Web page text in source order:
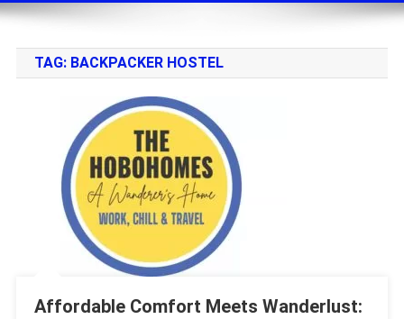
TAG: BACKPACKER HOSTEL
Affordable Comfort Meets Wanderlust: